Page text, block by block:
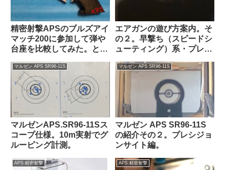
精密射撃APSのブルズアイ
マッチ200に参加して弾や
台座を比較してみた。とい
エアガンの遊び方案内。そ
の２。早撃ち（スピードシ
ューティング）系・プレー
マルゼン APS SR96-11S
マルゼンAPS.SR96-11Sス
コープ仕様。10m実射でグ
ルーピング計測。
マルゼン APS SR96-11S
マルゼン APS SR96-11S
の紹介その２。プレシジョ
ンサイト編。
APS:精密射撃 APS:精密射撃